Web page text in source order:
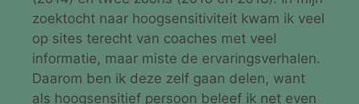
zoektocht naar hoogsensitiviteit kwam ik veel
op sites terecht van coaches met veel
informatie, maar miste de ervaringsverhalen.
Daarom ben ik deze zelf gaan delen, want
als hoogsensitief persoon beleef ik net even